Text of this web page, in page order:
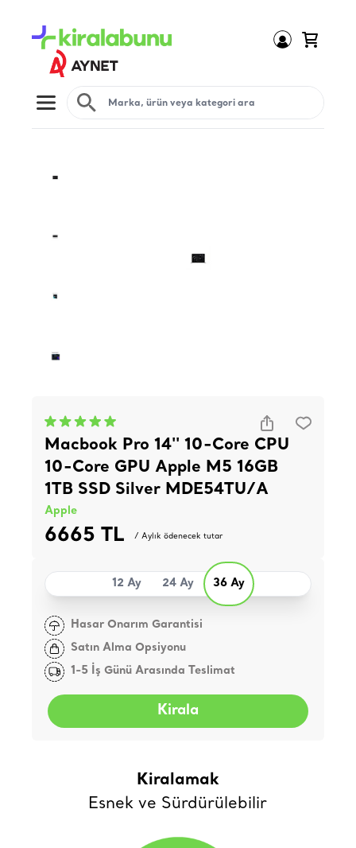
Open menu
Macbook Pro 14'' 10-Core CPU
10-Core GPU Apple M5 16GB
1TB SSD Silver MDE54TU/A
Apple
6665 TL / Aylık ödenecek tutar
12 Ay 24 Ay 36 Ay
Hasar Onarım Garantisi
Satın Alma Opsiyonu
1-5 İş Günü Arasında Teslimat
Kirala
Kiralamak
Esnek ve Sürdürülebilir